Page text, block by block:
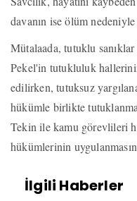
davanın ise ölüm
Mütalaada, tutuklu
Pekel'in tutukluluk
edilirken, tutuksuz
hükümle birlikte
Tekin ile kamu görevlileri
hükümlerinin
İlgili Haberler